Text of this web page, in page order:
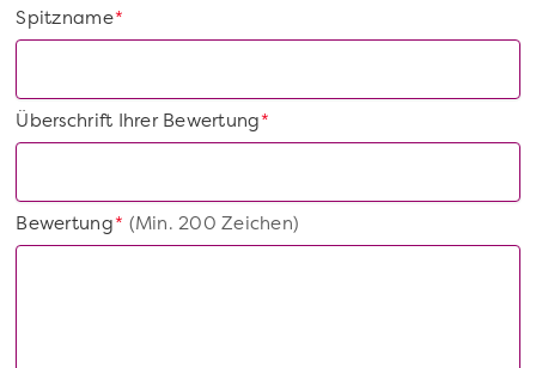
*
Spitzname
*
Überschrift Ihrer Bewertung
*
Bewertung(Min. 200 Zeichen)